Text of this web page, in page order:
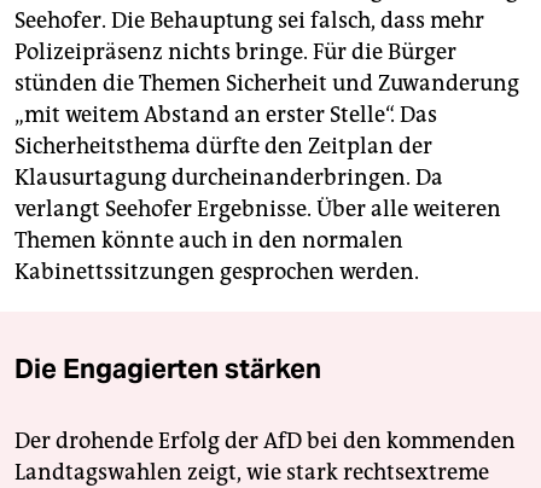
Seehofer. Die Behauptung sei falsch, dass mehr
Polizeipräsenz nichts bringe. Für die Bürger
stünden die Themen Sicherheit und Zuwanderung
„mit weitem Abstand an erster Stelle“. Das
Sicherheitsthema dürfte den Zeitplan der
Klausurtagung durcheinanderbringen. Da
verlangt Seehofer Ergebnisse. Über alle weiteren
Themen könnte auch in den normalen
Kabinettssitzungen gesprochen werden.
Die Engagierten stärken
Der drohende Erfolg der AfD bei den kommenden
Landtagswahlen zeigt, wie stark rechtsextreme